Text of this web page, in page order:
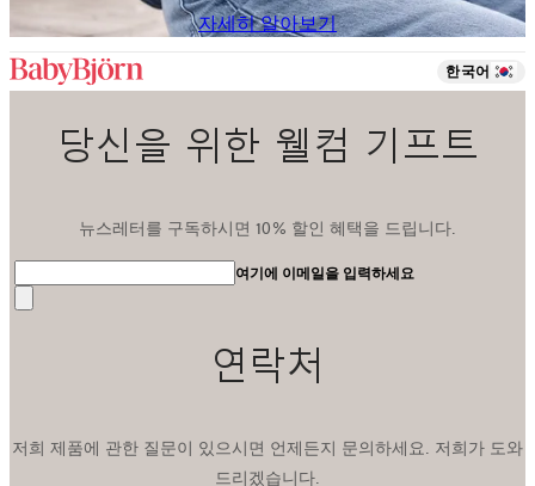
자세히 알아보기
한국어
당신을 위한 웰컴 기프트
뉴스레터를 구독하시면 10% 할인 혜택을 드립니다.
여기에 이메일을 입력하세요
연락처
저희 제품에 관한 질문이 있으시면 언제든지 문의하세요. 저희가 도와
드리겠습니다.